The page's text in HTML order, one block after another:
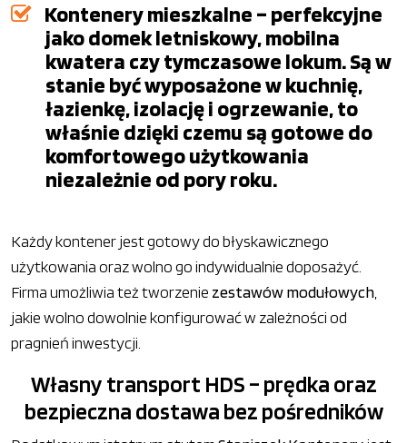
Kontenery mieszkalne – perfekcyjne
jako domek letniskowy, mobilna
kwatera czy tymczasowe lokum. Są w
stanie być wyposażone w kuchnię,
łazienkę, izolację i ogrzewanie, to
właśnie dzięki czemu są gotowe do
komfortowego użytkowania
niezależnie od pory roku.
Każdy kontener jest gotowy do błyskawicznego
użytkowania oraz wolno go indywidualnie doposażyć.
Firma umożliwia też tworzenie zestawów modułowych,
jakie wolno dowolnie konfigurować w zależności od
pragnień inwestycji.
Własny transport HDS – prędka oraz
bezpieczna dostawa bez pośredników